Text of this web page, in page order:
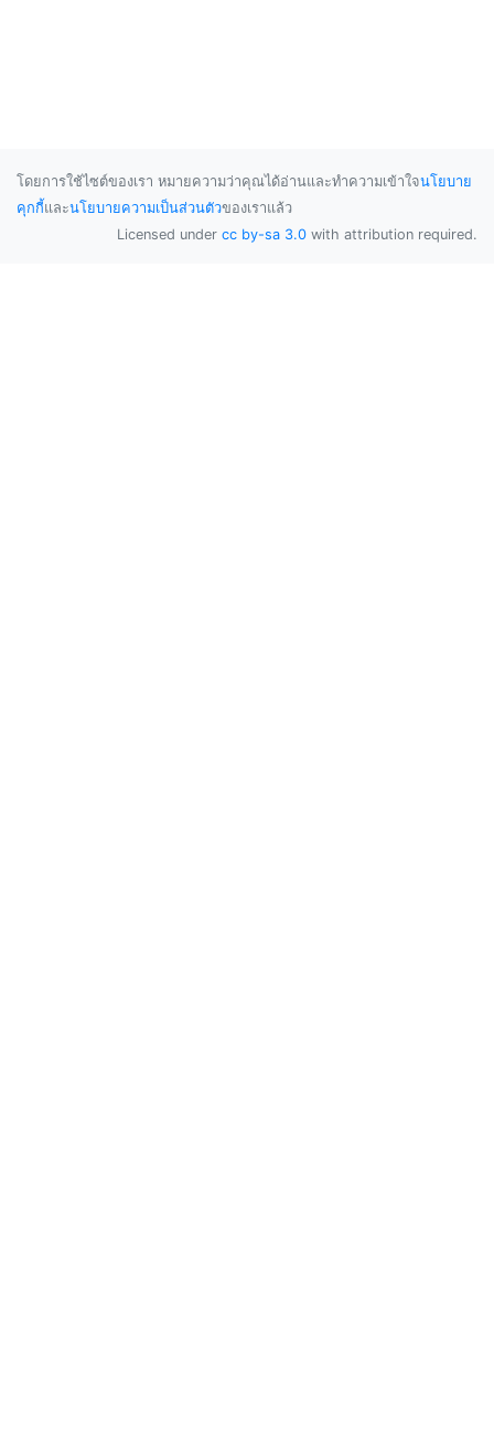
โดยการใช้ไซต์ของเรา หมายความว่าคุณได้อ่านและทำความเข้าใจนโยบาย
คุกกี้และนโยบายความเป็นส่วนตัวของเราแล้ว
Licensed under cc by-sa 3.0 with attribution required.